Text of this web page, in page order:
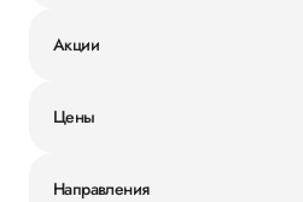
Акции
Цены
Направления